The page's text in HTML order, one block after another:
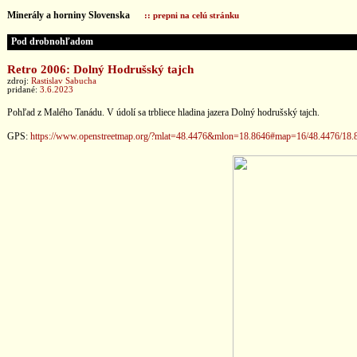
Minerály a horniny Slovenska :: prepni na celú stránku
Pod drobnohľadom
Retro 2006: Dolný Hodrušský tajch
zdroj: Rastislav Sabucha
pridané: 3.6.2023
Pohľad z Malého Tanádu. V údolí sa trbliece hladina jazera Dolný hodrušský tajch.
GPS: https://www.openstreetmap.org/?mlat=48.4476&mlon=18.8646#map=16/48.4476/